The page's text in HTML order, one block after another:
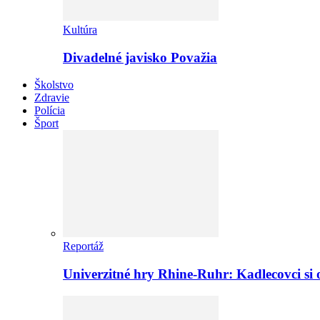
Kultúra
Divadelné javisko Považia
Školstvo
Zdravie
Polícia
Šport
Reportáž
Univerzitné hry Rhine-Ruhr: Kadlecovci si